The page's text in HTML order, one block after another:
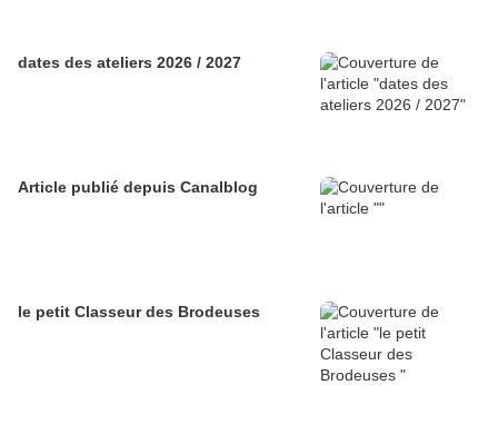
dates des ateliers 2026 / 2027
Article publié depuis Canalblog
le petit Classeur des Brodeuses